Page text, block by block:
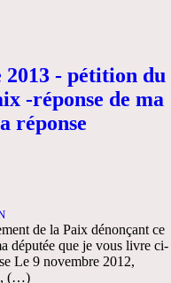
2013 - pétition du
-réponse de ma
réponse
de la Paix dénonçant ce
députée que je vous livre ci-
Le 9 novembre 2012,
(…)